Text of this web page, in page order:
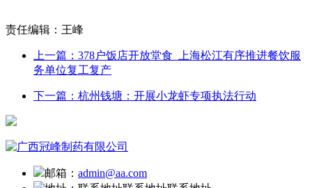
责任编辑：王峰
上一篇：378户饭店开放堂食 上海松江有序推进餐饮服
务单位复工复产
下一篇：杭州钱塘：开展小龙虾专项执法行动
邮箱： admin@aa.com